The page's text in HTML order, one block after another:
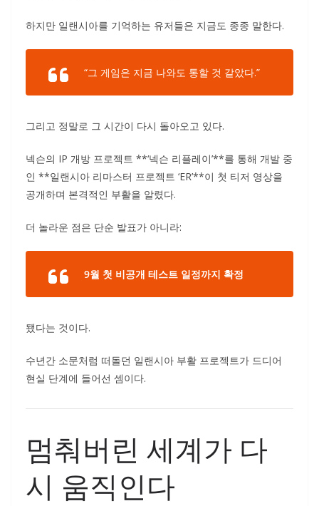
하지만 일랜시아를 기억하는 유저들은 지금도 종종 말한다.
“그 게임은 지금 나와도 통할 것 같았다.”
그리고 정말로 그 시간이 다시 돌아오고 있다.
넥슨의 IP 개방 프로젝트 **‘넥슨 리플레이’**를 통해 개발 중
인 **일랜시아 리마스터 프로젝트 ‘ER’**이 첫 티저 영상을
공개하며 본격적인 부활을 알렸다.
더 놀라운 점은 단순 발표가 아니라:
9월 첫 비공개 테스트 일정까지 확정
됐다는 것이다.
수년간 소문처럼 떠돌던 일랜시아 부활 프로젝트가 드디어
현실 단계에 들어선 셈이다.
멈춰버린 세계가 다
시 움직인다